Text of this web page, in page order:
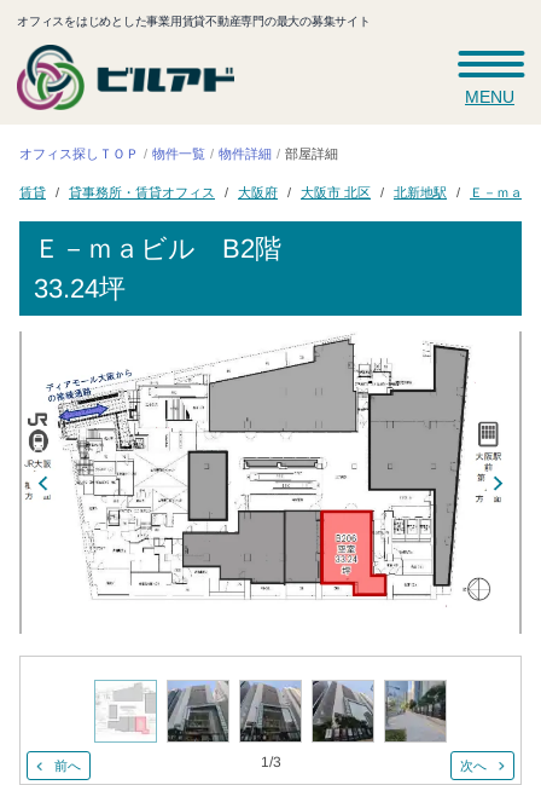
オフィスをはじめとした事業用賃貸不動産専門の最大の募集サイト
MENU
オフィス探しＴＯＰ 物件一覧 物件詳細 部屋詳細
賃貸 貸事務所・賃貸オフィス 大阪府 大阪市 北区 北新地駅 Ｅ－ｍａビ
Ｅ－ｍａビル B2階
33.24坪
前へ 1/3 次へ